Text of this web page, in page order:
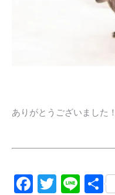
ありがとうございました！
Facebook
Twitter
Line共